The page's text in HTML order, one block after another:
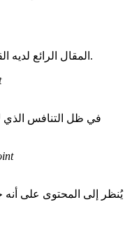
المقال الرائع لديه القدرة على استدعاء الرسم في المناقشة.
في ظل التنافس الذي
يُنظر إلى المحتوى على أنه